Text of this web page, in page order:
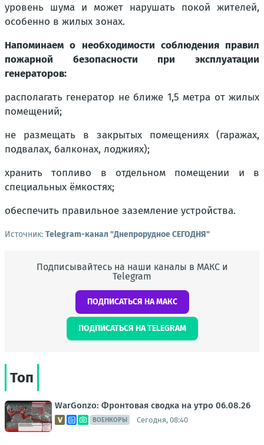
уровень шума и может нарушать покой жителей,
особенно в жилых зонах.
Напоминаем о необходимости соблюдения правил
пожарной безопасности при эксплуатации
генераторов:
располагать генератор не ближе 1,5 метра от жилых
помещений;
не размещать в закрытых помещениях (гаражах,
подвалах, балконах, лоджиях);
хранить топливо в отдельном помещении и в
специальных ёмкостях;
обеспечить правильное заземление устройства.
Источник: Telegram-канал "Днепрорудное СЕГОДНЯ"
Подписывайтесь на наши каналы в МАКС и
Telegram
ПОДПИСАТЬСЯ НА МАКС
ПОДПИСАТЬСЯ НА TELEGRAM
Топ
WarGonzo: Фронтовая сводка на утро 06.08.26
ВОЕНКОРЫ Сегодня, 08:40